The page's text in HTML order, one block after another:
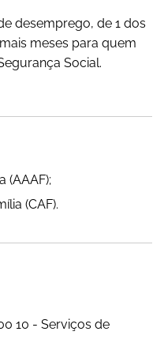
desemprego, de 1 dos
meses para quem
Social.
(AAAF);
(CAF).
10 - Serviços de